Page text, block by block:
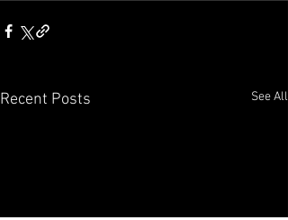
Recent Posts See All